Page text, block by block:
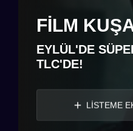
FILM
EYLÜL'DE
TLC'DE!
LİSTEME